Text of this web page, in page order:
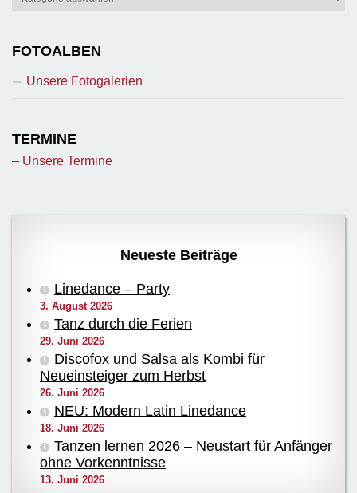
FOTOALBEN
Unsere Fotogalerien
TERMINE
– Unsere Termine
Neueste Beiträge
Linedance – Party
3. August 2026
Tanz durch die Ferien
29. Juni 2026
Discofox und Salsa als Kombi für
Neueinsteiger zum Herbst
26. Juni 2026
NEU: Modern Latin Linedance
18. Juni 2026
Tanzen lernen 2026 – Neustart für Anfänger
ohne Vorkenntnisse
13. Juni 2026